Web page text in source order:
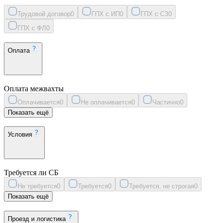
Трудовой договор0 ГПХ с ИП0 ГПХ с СЗ0
ГПХ с ФЛ 0
Оплата
Оплата межвахты
Оплачивается0 Не оплачивается0 Частично0
Показать ещё
Условия
Требуется ли СБ
Не требуется0 Требуется0 Требуется, не строгая0
Показать ещё
Проезд и логистика